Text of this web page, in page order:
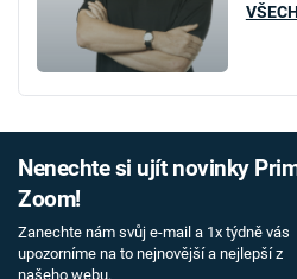
Nenechte si ujít novinky
Zoom!
Zanechte nám svůj e-mail a 1x týdně vás
upozorníme na to nejnovější a nejlepší z
našeho webu.